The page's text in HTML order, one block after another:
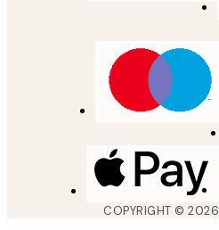
COPYRIGHT ©2026